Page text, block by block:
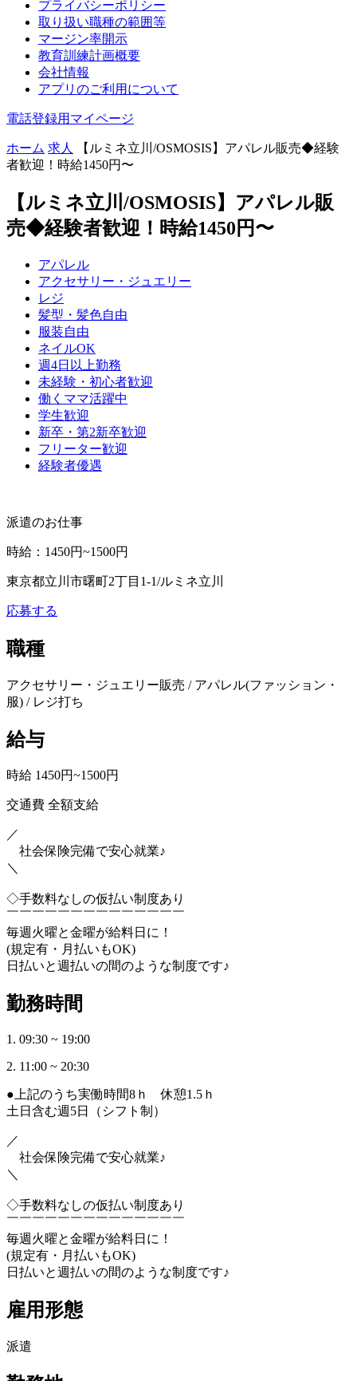
プライバシーポリシー
取り扱い職種の範囲等
マージン率開示
教育訓練計画概要
会社情報
アプリのご利用について
電話登録用マイページ
ホーム 求人
【ルミネ立川/OSMOSIS】アパレル販売◆経験
者歓迎！時給1450円〜
【ルミネ立川/OSMOSIS】アパレル販
売◆経験者歓迎！時給1450円〜
アパレル
アクセサリー・ジュエリー
レジ
髪型・髪色自由
服装自由
ネイルOK
週4日以上勤務
未経験・初心者歓迎
働くママ活躍中
学生歓迎
新卒・第2新卒歓迎
フリーター歓迎
経験者優遇
派遣のお仕事
時給 ： 1450円~1500円
東京都立川市曙町2丁目1-1/ルミネ立川
応募する
職種
アクセサリー・ジュエリー販売 / アパレル(ファッション・
服) / レジ打ち
給与
時給 1450円~1500円
交通費 全額支給
／
社会保険完備で安心就業♪
＼
◇手数料なしの仮払い制度あり
￣￣￣￣￣￣￣￣￣￣￣￣￣￣
毎週火曜と金曜が給料日に！
(規定有・月払いもOK)
日払いと週払いの間のような制度です♪
勤務時間
1. 09:30 ~ 19:00
2. 11:00 ~ 20:30
●上記のうち実働時間8ｈ 休憩1.5ｈ
土日含む週5日（シフト制）
／
社会保険完備で安心就業♪
＼
◇手数料なしの仮払い制度あり
￣￣￣￣￣￣￣￣￣￣￣￣￣￣
毎週火曜と金曜が給料日に！
(規定有・月払いもOK)
日払いと週払いの間のような制度です♪
雇用形態
派遣